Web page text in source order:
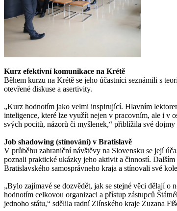
Kurz efektivní komunikace na Krétě
Během kurzu na Krétě se jeho účastníci seznámili s
otevřené diskuse a asertivity.
„Kurz hodnotím jako velmi inspirující. Hlavním
inteligence, které lze využít nejen v pracovním, ale i v
svých pocitů, názorů či myšlenek,“ přiblížila své
Job shadowing (stínování) v Bratislavě
V průběhu zahraniční návštěvy na Slovensku se její
poznali praktické ukázky jeho aktivit a činností.
Bratislavského samosprávneho kraja a stínovali své
„Bylo zajímavé se dozvědět, jak se stejné věci dělají
hodnotím celkovou organizaci a přístup zástupců
jednoho státu,“ sdělila radní Zlínského kraje Zuzana